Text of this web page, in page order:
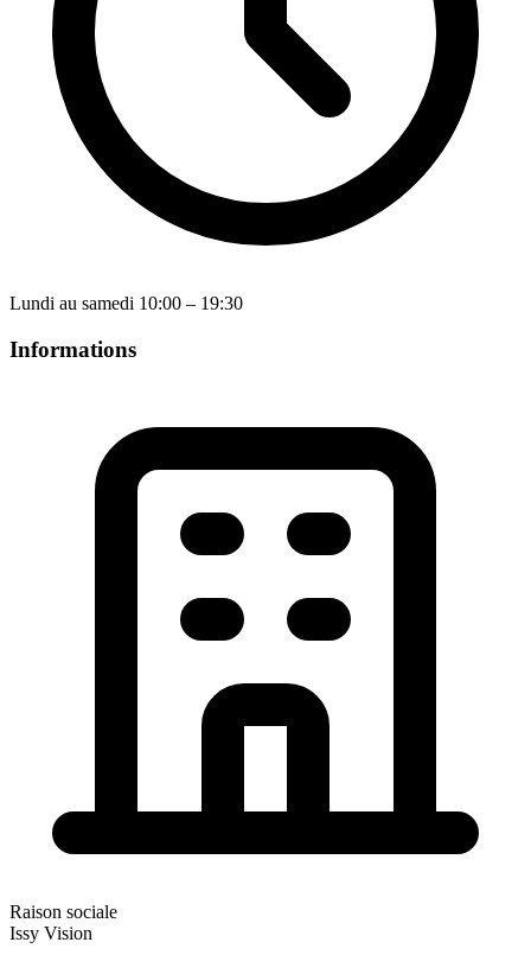
Lundi au samedi 10:00 – 19:30
Informations
Raison sociale
Issy Vision